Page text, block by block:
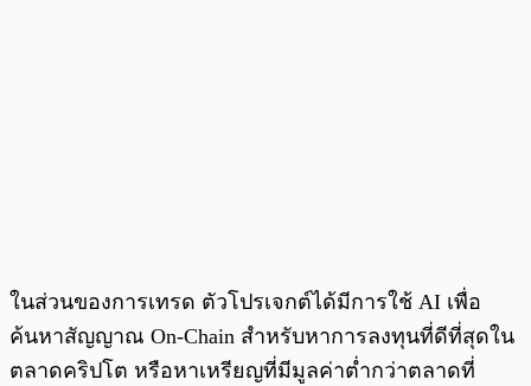
ในส่วนของการเทรด ตัวโปรเจกต์ได้มีการใช้ AI เพื่อ
ค้นหาสัญญาณ On-Chain สำหรับหาการลงทุนที่ดีที่สุดใน
ตลาดคริปโต หรือหาเหรียญที่มีมูลค่าต่ำกว่าตลาดที่